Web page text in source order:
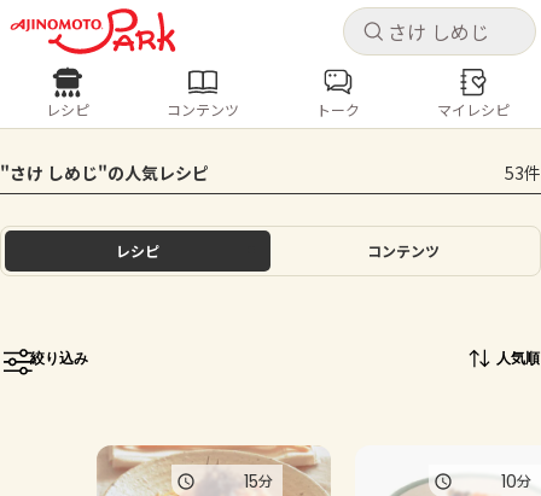
キャ
ログインするとレシピを保存できます
ログイン
ホーム
トーク
キャ
レシピ コンテンツ
人気の食材・レシピ
きゅうり なす トマト とうもろこし
ピーマン
レシピ コンテンツ トーク マイレシピ
"さけ しめじ"の人気レシピ 53件
レシピ コンテンツ
絞り込み 人気順
15分 10分